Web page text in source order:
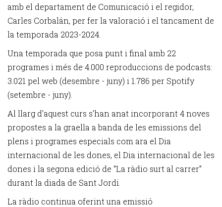
amb el departament de Comunicació i el regidor,
Carles Corbalán, per fer la valoració i el tancament de
la temporada 2023-2024.
Una temporada que posa punt i final amb 22
programes i més de 4.000 reproduccions de podcasts:
3.021 pel web (desembre - juny) i 1.786 per Spotify
(setembre - juny).
Al llarg d’aquest curs s’han anat incorporant 4 noves
propostes a la graella a banda de les emissions del
plens i programes especials com ara el Dia
internacional de les dones, el Dia internacional de les
dones i la segona edició de “La ràdio surt al carrer”
durant la diada de Sant Jordi.
La ràdio continua oferint una emissió